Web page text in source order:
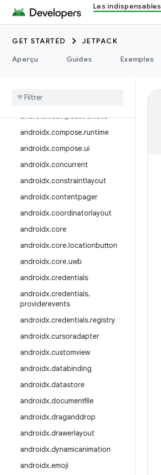
Les indispensables
GET STARTED
JETPACK
Aperçu
Guides Exemples
androidx.compose.animation
androidx.compose.compiler
androidx.compose.foundation
androidx.compose.material
adaptive
androidx.compose.remote
androidx.compose.runtime
androidx.compose.ui
androidx.concurrent
androidx.constraintlayout
androidx.contentpager
androidx.coordinatorlayout
androidx.core
androidx.core.locationbutton
androidx.core.uwb
androidx.credentials
androidx.credentials.
providerevents
androidx.credentials.registry
androidx.cursoradapter
androidx.customview
androidx.databinding
androidx.datastore
androidx.documentfile
androidx.draganddrop
androidx.drawerlayout
androidx.dynamicanimation
androidx.emoji